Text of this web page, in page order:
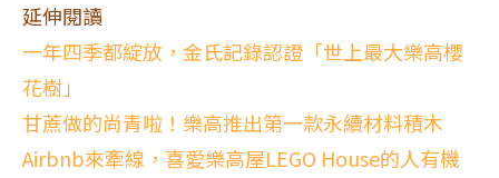
延伸閱讀
一年四季都綻放，金氏記錄認證「世上最大樂高櫻
花樹」
甘蔗做的尚青啦！樂高推出第一款永續材料積木
Airbnb來牽線，喜愛樂高屋LEGO House的人有機